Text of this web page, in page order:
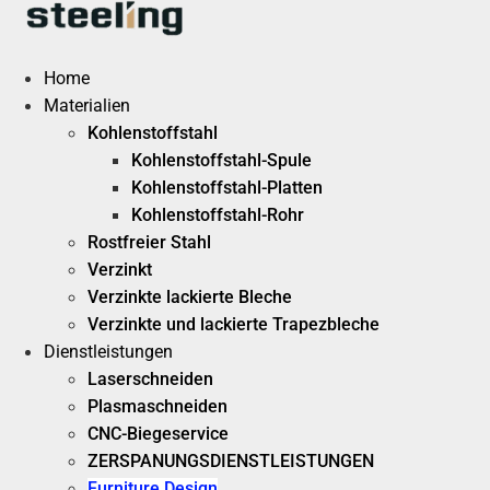
Zum
springen
Home
Materialien
Kohlenstoffstahl
Kohlenstoffstahl-Spule
Kohlenstoffstahl-Platten
Kohlenstoffstahl-Rohr
Rostfreier Stahl
Verzinkt
Verzinkte lackierte Bleche
Verzinkte und lackierte Trapezbleche
Dienstleistungen
Laserschneiden
Plasmaschneiden
CNC-Biegeservice
ZERSPANUNGSDIENSTLEISTUNGEN